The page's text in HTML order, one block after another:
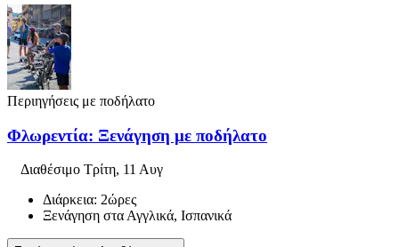
Περιηγήσεις με ποδήλατο
Φλωρεντία: Ξενάγηση με ποδήλατο
Διαθέσιμο Τρίτη, 11 Αυγ
Διάρκεια: 2ώρες
Ξενάγηση στα Αγγλικά, Ισπανικά